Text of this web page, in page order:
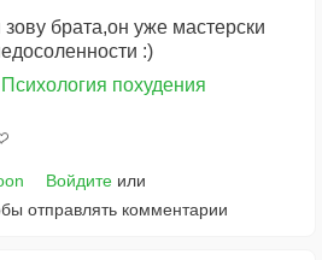
брата,он уже мастерски
:)
Психология похудения
Войдитеили
отправлять комментарии